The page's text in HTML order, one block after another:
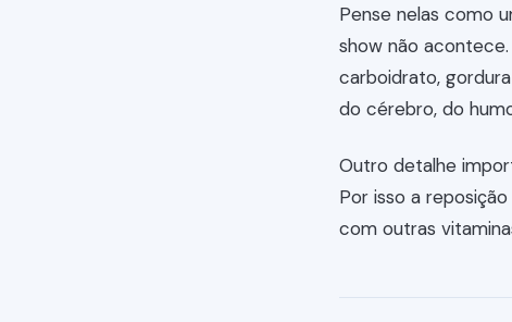
Pense nelas como
show não
carboidrato,
do cérebro, do
Outro detalhe
Por isso a
com outras